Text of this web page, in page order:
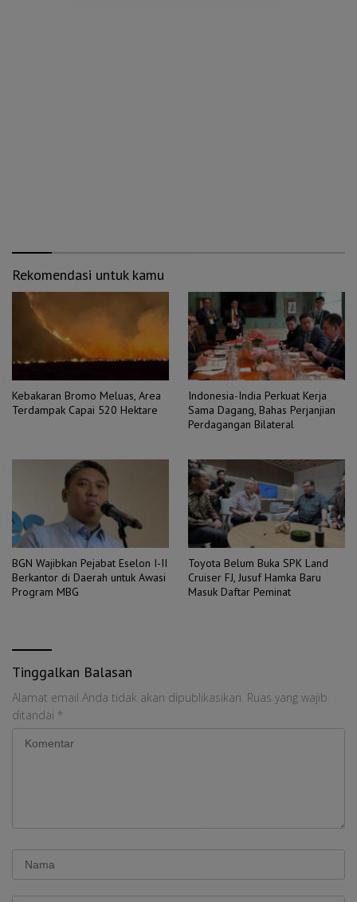
Rekomendasi untuk kamu
Kebakaran Bromo Meluas, Area
Terdampak Capai 520 Hektare
Indonesia-India Perkuat Kerja
Sama Dagang, Bahas Perjanjian
Perdagangan Bilateral
BGN Wajibkan Pejabat Eselon I-II
Berkantor di Daerah untuk Awasi
Program MBG
Toyota Belum Buka SPK Land
Cruiser FJ, Jusuf Hamka Baru
Masuk Daftar Peminat
Tinggalkan Balasan
Alamat email Anda tidak akan dipublikasikan. Ruas yang wajib
ditandai *